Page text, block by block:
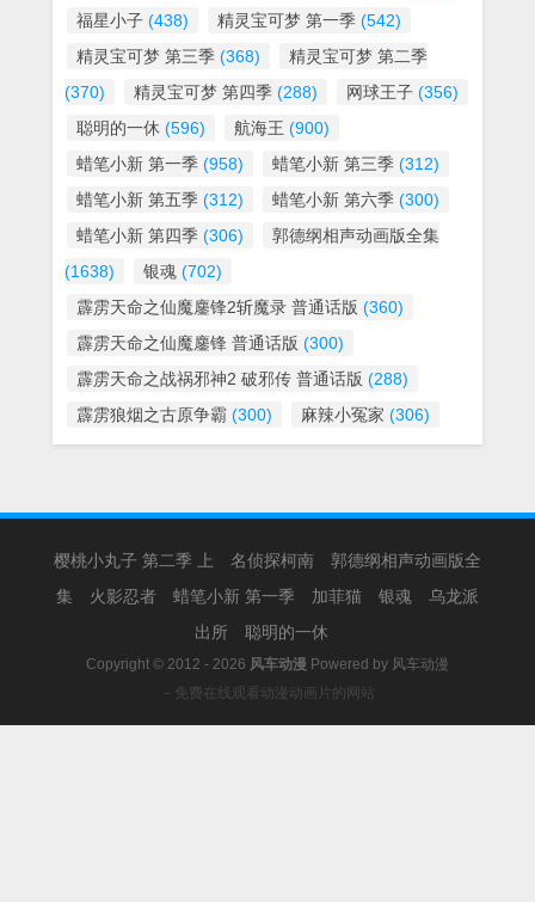
福星小子 (438) 精灵宝可梦 第一季 (542)
精灵宝可梦 第三季 (368)
精灵宝可梦 第二季
(370)
精灵宝可梦 第四季 (288) 网球王子 (356)
聪明的一休 (596) 航海王 (900)
蜡笔小新 第一季 (958) 蜡笔小新 第三季 (312)
蜡笔小新 第五季 (312) 蜡笔小新 第六季 (300)
蜡笔小新 第四季 (306)
郭德纲相声动画版全集
(1638)
银魂 (702)
霹雳天命之仙魔鏖锋2斩魔录 普通话版 (360)
霹雳天命之仙魔鏖锋 普通话版 (300)
霹雳天命之战祸邪神2 破邪传 普通话版 (288)
霹雳狼烟之古原争霸 (300) 麻辣小冤家 (306)
樱桃小丸子 第二季 上 名侦探柯南
郭德纲相声动画版全
集
火影忍者 蜡笔小新 第一季 加菲猫 银魂
乌龙派
出所
聪明的一休
Copyright © 2012 - 2026 风车动漫 Powered by 风车动漫
－免费在线观看动漫动画片的网站